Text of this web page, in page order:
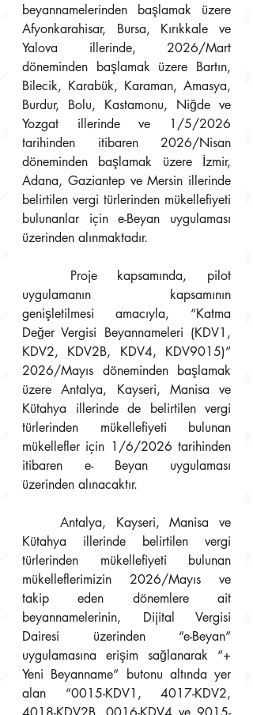
beyannamelerinden başlamak üzere
Afyonkarahisar, Bursa, Kırıkkale ve
Yalova illerinde, 2026/Mart
döneminden başlamak üzere Bartın,
Bilecik, Karabük, Karaman, Amasya,
Burdur, Bolu, Kastamonu, Niğde ve
Yozgat illerinde ve 1/5/2026
tarihinden itibaren 2026/Nisan
döneminden başlamak üzere İzmir,
Adana, Gaziantep ve Mersin illerinde
belirtilen vergi türlerinden mükellefiyeti
bulunanlar için e-Beyan uygulaması
üzerinden alınmaktadır.
uygulamanın kapsamının
genişletilmesi amacıyla, “Katma
Değer Vergisi Beyannameleri (KDV1,
KDV2, KDV2B, KDV4, KDV9015)”
2026/Mayıs döneminden başlamak
üzere Antalya, Kayseri, Manisa ve
Kütahya illerinde de belirtilen vergi
türlerinden mükellefiyeti bulunan
mükellefler için 1/6/2026 tarihinden
itibaren e- Beyan uygulaması
üzerinden alınacaktır.
Kütahya illerinde belirtilen vergi
türlerinden mükellefiyeti bulunan
mükelleflerimizin 2026/Mayıs ve
takip eden dönemlere ait
beyannamelerinin, Dijital Vergisi
Dairesi üzerinden “e-Beyan”
uygulamasına erişim sağlanarak “+
Yeni Beyanname” butonu altında yer
alan “0015-KDV1, 4017-KDV2,